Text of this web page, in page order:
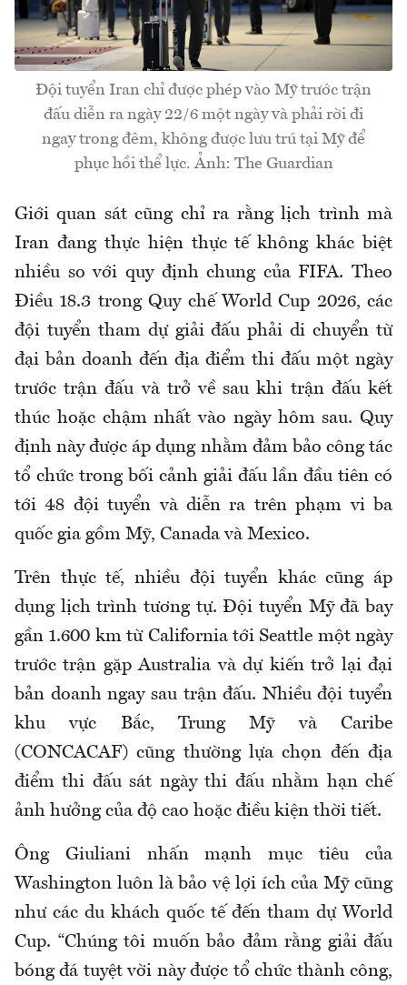
Đội tuyển Iran chỉ được phép vào Mỹ trước trận
đấu diễn ra ngày 22/6 một ngày và phải rời đi
ngay trong đêm, không được lưu trú tại Mỹ để
phục hồi thể lực. Ảnh: The Guardian
Giới quan sát cũng chỉ ra rằng lịch trình mà
Iran đang thực hiện thực tế không khác biệt
nhiều so với quy định chung của FIFA. Theo
Điều 18.3 trong Quy chế World Cup 2026, các
đội tuyển tham dự giải đấu phải di chuyển từ
đại bản doanh đến địa điểm thi đấu một ngày
trước trận đấu và trở về sau khi trận đấu kết
thúc hoặc chậm nhất vào ngày hôm sau. Quy
định này được áp dụng nhằm đảm bảo công tác
tổ chức trong bối cảnh giải đấu lần đầu tiên có
tới 48 đội tuyển và diễn ra trên phạm vi ba
quốc gia gồm Mỹ, Canada và Mexico.
Trên thực tế, nhiều đội tuyển khác cũng áp
dụng lịch trình tương tự. Đội tuyển Mỹ đã bay
gần 1.600 km từ California tới Seattle một ngày
trước trận gặp Australia và dự kiến trở lại đại
bản doanh ngay sau trận đấu. Nhiều đội tuyển
khu vực Bắc, Trung Mỹ và Caribe
(CONCACAF) cũng thường lựa chọn đến địa
điểm thi đấu sát ngày thi đấu nhằm hạn chế
ảnh hưởng của độ cao hoặc điều kiện thời tiết.
Ông Giuliani nhấn mạnh mục tiêu của
Washington luôn là bảo vệ lợi ích của Mỹ cũng
như các du khách quốc tế đến tham dự World
Cup. “Chúng tôi muốn bảo đảm rằng giải đấu
bóng đá tuyệt vời này được tổ chức thành công,